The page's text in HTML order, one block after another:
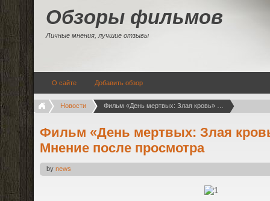
Обзоры фильмов
Личные мнения, лучшие отзывы
О сайте Добавить обзор
Новости
Фильм «День мертвых: Злая
Мнение после просмотра
by news